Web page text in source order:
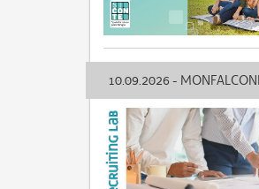
10.09.2026 -